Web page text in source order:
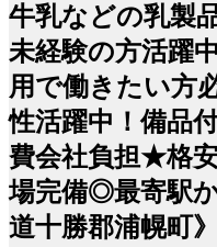
牛乳などの乳製
未経験の方活躍
用で働きたい方
性活躍中！備品
費会社負担★格
場完備◎最寄駅
道十勝郡浦幌町》